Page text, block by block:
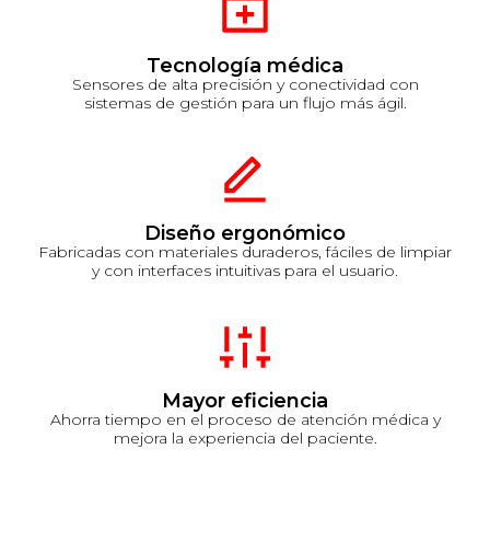
Tecnología médica
Sensores de alta precisión y conectividad con
sistemas de gestión para un flujo más ágil.
Diseño ergonómico
Fabricadas con materiales duraderos, fáciles de limpiar
y con interfaces intuitivas para el usuario.
Mayor eficiencia
Ahorra tiempo en el proceso de atención médica y
mejora la experiencia del paciente.